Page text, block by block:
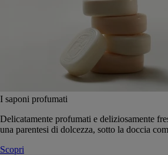
I saponi profumati
Delicatamente profumati e deliziosamente
una parentesi di dolcezza, sotto la doccia
Scopri